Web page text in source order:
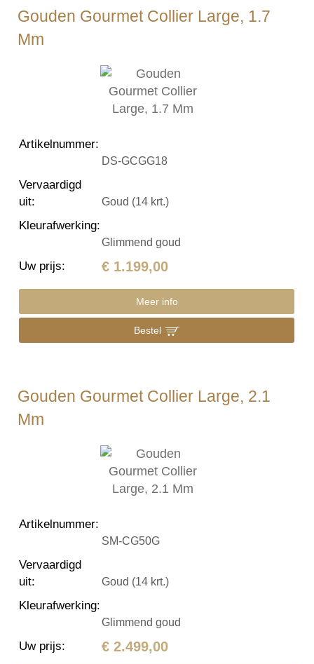
Gouden Gourmet Collier Large, 1.7
Mm
Artikelnummer:
DS-GCGG18
Vervaardigd
uit: Goud (14 krt.)
Kleurafwerking:
Glimmend goud
Uw prijs: € 1.199,00
Meer info
Bestel
Gouden Gourmet Collier Large, 2.1
Mm
Artikelnummer:
SM-CG50G
Vervaardigd
uit: Goud (14 krt.)
Kleurafwerking:
Glimmend goud
Uw prijs: € 2.499,00